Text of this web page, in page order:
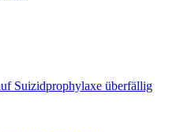
Suizidprophylaxe überfällig